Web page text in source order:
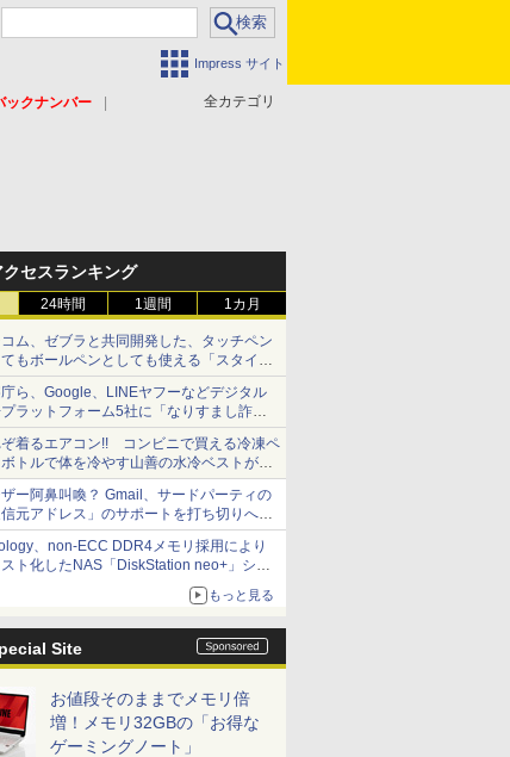
Impress サイト
全カテゴリ
ックナンバー
クセスランキング
24時間 1週間 1カ月
ム、ゼブラと共同開発した、タッチペン
てもボールペンとしても使える「スタイラ
ウェイ」発売 iPadにも紙にも、持ち替
書き込める
ら、Google、LINEヤフーなどデジタル
ラットフォーム5社に「なりすまし詐欺
対策強化を要請 著名人の写真や映像を
投資詐欺などへの対策として
ぞ着るエアコン!! コンビニで買える冷凍ペ
ボトルで体を冷やす山善の水冷ベストがロ
イクにちょうどいい【ぼっち・ざ・ろー
の14】【空いた時間でなにしてる？】
ー阿鼻叫喚？ Gmail、サードパーティの
信元アドレス」のサポートを打ち切りへ
うまWatch】
、non-ECC DDR4メモリ採用により
ト化したNAS「DiskStation neo+」シリ
予算を抑えて導入でき、ECCメモリへの
もっと見る
Site
お値段そのままでメモリ倍
増！メモリ32GBの「お得な
ゲーミングノート」